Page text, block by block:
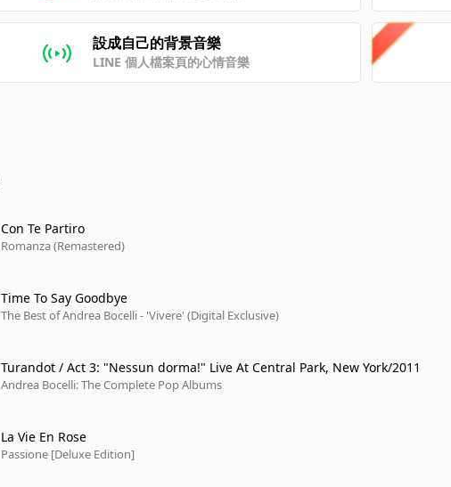
設成自己的背景音樂
LINE 個人檔案頁的心情音樂
Con Te Partiro
Romanza (Remastered)
Time To Say Goodbye
The Best of Andrea Bocelli - 'Vivere' (Digital Exclusive)
Turandot / Act 3: "Nessun dorma!" Live At Central Park, New York/2011
Andrea Bocelli: The Complete Pop Albums
La Vie En Rose
Passione [Deluxe Edition]